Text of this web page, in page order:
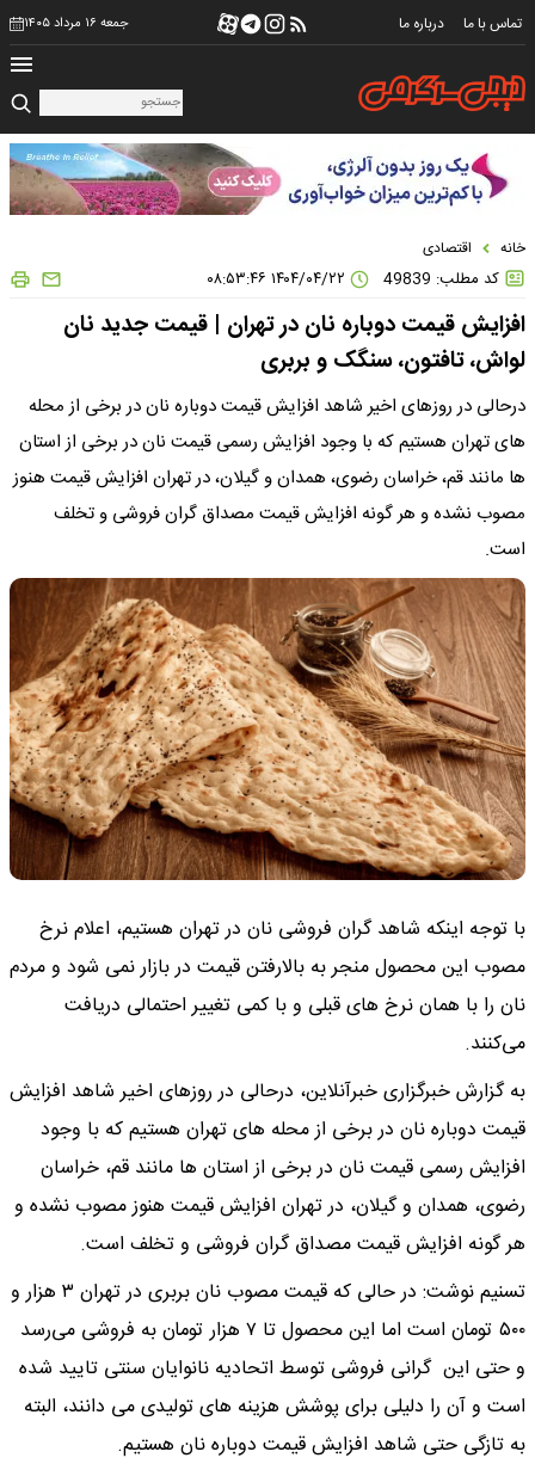
تماس با ما درباره ما جمعه ۱۶ مرداد ۱۴۰۵
خانه اقتصادی
کد مطلب: 49839
افزایش قیمت دوباره نان در تهران | قیمت جدید نان
لواش، تافتون، سنگک و بربری
درحالی در روزهای اخیر شاهد افزایش قیمت دوباره نان در برخی از محله
های تهران هستیم که با وجود افزایش رسمی قیمت نان در برخی از استان
ها مانند قم، خراسان رضوی، همدان و گیلان، در تهران افزایش قیمت هنوز
مصوب نشده و هر گونه افزایش قیمت مصداق گران فروشی و تخلف
است.
با توجه اینکه شاهد گران فروشی نان در تهران هستیم، اعلام نرخ
مصوب این محصول منجر به بالارفتن قیمت در بازار نمی شود و مردم
نان را با همان نرخ های قبلی و با کمی تغییر احتمالی دریافت
می‌کنند.
به گزارش خبرگزاری خبرآنلاین، درحالی در روزهای اخیر شاهد افزایش
قیمت دوباره نان در برخی از محله های تهران هستیم که با وجود
افزایش رسمی قیمت نان در برخی از استان ها مانند قم، خراسان
رضوی، همدان و گیلان، در تهران افزایش قیمت هنوز مصوب نشده و
هر گونه افزایش قیمت مصداق گران فروشی و تخلف است.
تسنیم نوشت: در حالی که قیمت مصوب نان بربری در تهران ۳ هزار و
۵۰۰ تومان است اما این محصول تا ۷ هزار تومان به فروشی می‌رسد
و حتی این گرانی فروشی توسط اتحادیه نانوایان سنتی تایید شده
است و آن را دلیلی برای پوشش هزینه های تولیدی می دانند، البته
به تازگی حتی شاهد افزایش قیمت دوباره نان هستیم.